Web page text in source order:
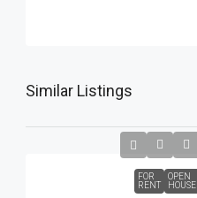
Similar Listings
FOR
RENT
OPEN
HOUSE